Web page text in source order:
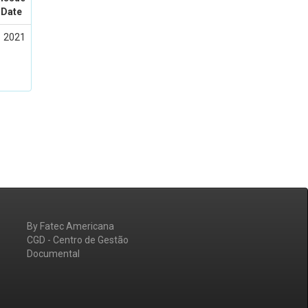
Date
2021
By Fatec Americana
CGD - Centro de Gestão
Documental